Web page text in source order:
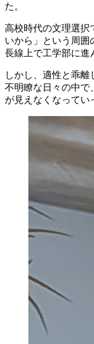
た。
高校時代の文理選択
いから」という周囲
長線上で工学部に進
しかし、適性と乖
不明瞭な日々の中で
が見えなくなってい